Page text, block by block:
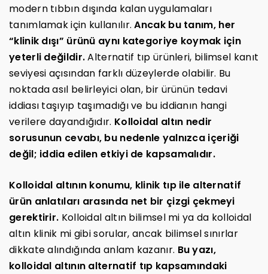
modern tıbbın dışında kalan uygulamaları
tanımlamak için kullanılır.Ancak bu tanım, her
“klinik dışı” ürünü aynı kategoriye koymak için
yeterli değildir.Alternatif tıp ürünleri, bilimsel kanıt
seviyesi açısından farklı düzeylerde olabilir. Bu
noktada asıl belirleyici olan, bir ürünün tedavi
iddiası taşıyıp taşımadığı ve bu iddianın hangi
verilere dayandığıdır. Kolloidal altın nedir
sorusunun cevabı, bu nedenle yalnızca içeriği
değil; iddia edilen etkiyi de kapsamalıdır.
Kolloidal altının konumu, klinik tıp ile alternatif
ürün anlatıları arasında net bir çizgi çekmeyi
gerektirir. Kolloidal altın bilimsel mi ya da kolloidal
altın klinik mi gibi sorular, ancak bilimsel sınırlar
dikkate alındığında anlam kazanır. Bu yazı,
kolloidal altının alternatif tıp kapsamındaki